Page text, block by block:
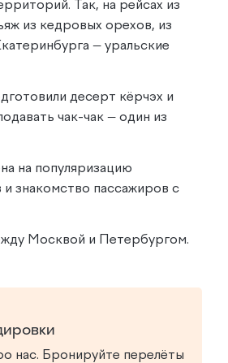
Так, на рейсах из
из кедровых орехов, из
— уральские
десерт кёрчэх и
чак-чак — один из
на популяризацию
и знакомство пассажиров с
Москвой и Петербургом.
нас. Бронируйте перелёты